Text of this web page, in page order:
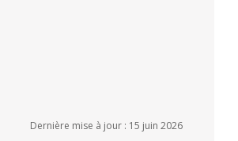
Dernière mise à jour : 15 juin 2026